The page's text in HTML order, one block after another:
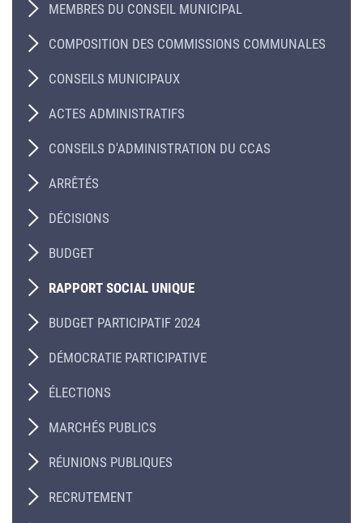
MEMBRES DU CONSEIL MUNICIPAL
COMPOSITION DES COMMISSIONS COMMUNALES
CONSEILS MUNICIPAUX
ACTES ADMINISTRATIFS
CONSEILS D'ADMINISTRATION DU CCAS
ARRÊTÉS
DÉCISIONS
BUDGET
RAPPORT SOCIAL UNIQUE
BUDGET PARTICIPATIF 2024
DÉMOCRATIE PARTICIPATIVE
ÉLECTIONS
MARCHÉS PUBLICS
RÉUNIONS PUBLIQUES
RECRUTEMENT